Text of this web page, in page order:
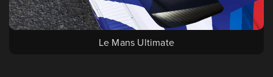
Le Mans Ultimate